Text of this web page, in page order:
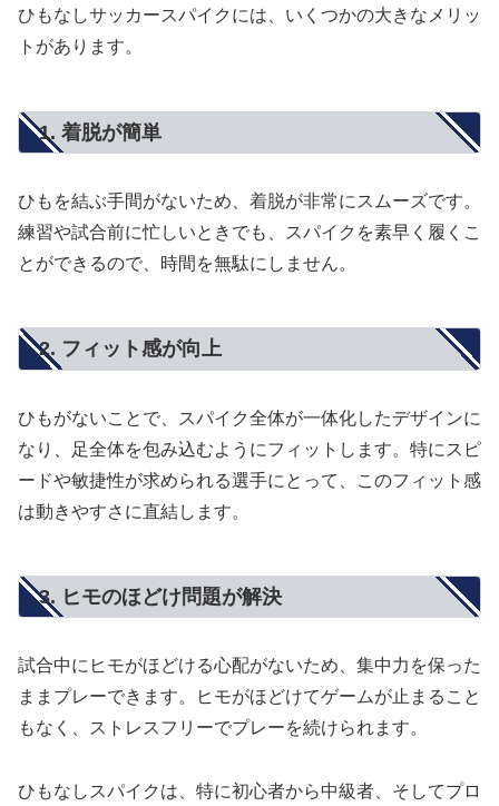
ひもなしサッカースパイクには、いくつかの大きなメリッ
トがあります。
1. 着脱が簡単
ひもを結ぶ手間がないため、着脱が非常にスムーズです。
練習や試合前に忙しいときでも、スパイクを素早く履くこ
とができるので、時間を無駄にしません。
2. フィット感が向上
ひもがないことで、スパイク全体が一体化したデザインに
なり、足全体を包み込むようにフィットします。特にスピ
ードや敏捷性が求められる選手にとって、このフィット感
は動きやすさに直結します。
3. ヒモのほどけ問題が解決
試合中にヒモがほどける心配がないため、集中力を保った
ままプレーできます。ヒモがほどけてゲームが止まること
もなく、ストレスフリーでプレーを続けられます。
ひもなしスパイクは、特に初心者から中級者、そしてプロ